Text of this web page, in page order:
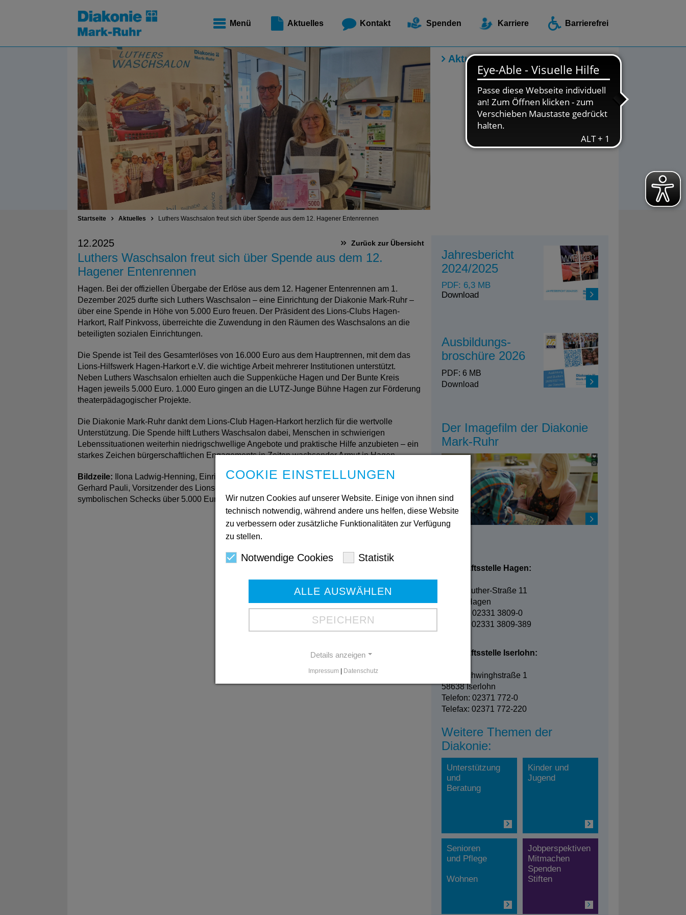
Menü Aktuelles Kontakt Spenden Karriere Barrierefrei
Meldestellen / Beratungsstellen
Aktuelles
Startseite Aktuelles Luthers Waschsalon freut sich über Spende aus dem 12. Hagener Entenrennen
Zurück zur Übersicht
12.2025
Luthers Waschsalon freut sich über Spende aus dem 12.
Hagener Entenrennen
Hagen. Bei der offiziellen Übergabe der Erlöse aus dem 12. Hagener Entenrennen am 1.
Dezember 2025 durfte sich Luthers Waschsalon – eine Einrichtung der Diakonie Mark-Ruhr –
über eine Spende in Höhe von 5.000 Euro freuen. Der Präsident des Lions-Clubs Hagen-
Harkort, Ralf Pinkvoss, überreichte die Zuwendung in den Räumen des Waschsalons an die
beteiligten sozialen Einrichtungen.
Die Spende ist Teil des Gesamterlöses von 16.000 Euro aus dem Hauptrennen, mit dem das
Lions-Hilfswerk Hagen-Harkort e.V. die wichtige Arbeit mehrerer Institutionen unterstützt.
Neben Luthers Waschsalon erhielten auch die Suppenküche Hagen und Der Bunte Kreis
Hagen jeweils 5.000 Euro. 1.000 Euro gingen an die LUTZ-Junge Bühne Hagen zur Förderung
theaterpädagogischer Projekte.
Die Diakonie Mark-Ruhr dankt dem Lions-Club Hagen-Harkort herzlich für die wertvolle
Unterstützung. Die Spende hilft Luthers Waschsalon dabei, Menschen in schwierigen
Lebenssituationen weiterhin niedrigschwellige Angebote und praktische Hilfe anzubieten – ein
starkes Zeichen bürgerschaftlichen Engagements in Zeiten wachsender Armut in Hagen.
Bildzeile: Ilona Ladwig-Henning, Einrichtungsleitung von Luthers Waschsalon, und Dr.
Gerhard Pauli, Vorsitzender des Lions-Clubs Hagen-Harkort, bei der Übergabe des
symbolischen Schecks über 5.000 Euro.
Jahresbericht
2024/2025
PDF: 6,3 MB
Download
Ausbildungs-
broschüre 2026
PDF: 6 MB
Download
Der Imagefilm der Diakonie
Mark-Ruhr
Geschäftsstelle Hagen:
Martin-Luther-Straße 11
58095 Hagen
Telefon: 02331 3809-0
Telefax: 02331 3809-389
Geschäftsstelle Iserlohn:
Bodelschwinghstraße 1
58638 Iserlohn
Telefon: 02371 772-0
Telefax: 02371 772-220
Weitere Themen der
Diakonie:
Unterstützung
und
Beratung
Kinder und
Jugend
Senioren
und Pflege
Wohnen
Jobperspektiven
Mitmachen
Spenden
Stiften
COOKIE EINSTELLUNGEN
Wir nutzen Cookies auf unserer Website. Einige von ihnen sind
technisch notwendig, während andere uns helfen, diese Website
zu verbessern oder zusätzliche Funktionalitäten zur Verfügung
zu stellen.
Notwendige Cookies Statistik
ALLE AUSWÄHLEN
SPEICHERN
Details anzeigen
Impressum Datenschutz